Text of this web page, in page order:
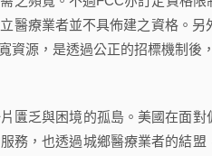
醫療業者並不具佈建之資格。
源，是透過公正的招標機制後
乏與困境的孤島。美國在面對
務，也透過城鄉醫療業者的結